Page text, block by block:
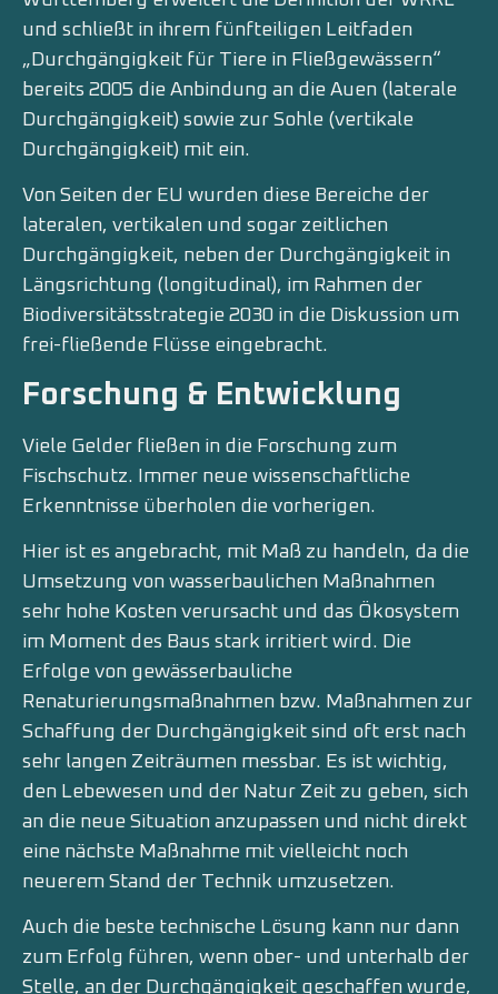
und schließt in ihrem fünfteiligen Leitfaden
„Durchgängigkeit für Tiere in Fließgewässern“
bereits 2005 die Anbindung an die Auen (laterale
Durchgängigkeit) sowie zur Sohle (vertikale
Durchgängigkeit) mit ein.
Von Seiten der EU wurden diese Bereiche der
lateralen, vertikalen und sogar zeitlichen
Durchgängigkeit, neben der Durchgängigkeit in
Längsrichtung (longitudinal), im Rahmen der
Biodiversitätsstrategie 2030 in die Diskussion um
frei-fließende Flüsse eingebracht.
Forschung & Entwicklung
Viele Gelder fließen in die Forschung zum
Fischschutz. Immer neue wissenschaftliche
Erkenntnisse überholen die vorherigen.
Hier ist es angebracht, mit Maß zu handeln, da die
Umsetzung von wasserbaulichen Maßnahmen
sehr hohe Kosten verursacht und das Ökosystem
im Moment des Baus stark irritiert wird. Die
Erfolge von gewässerbauliche
Renaturierungsmaßnahmen bzw. Maßnahmen zur
Schaffung der Durchgängigkeit sind oft erst nach
sehr langen Zeiträumen messbar. Es ist wichtig,
den Lebewesen und der Natur Zeit zu geben, sich
an die neue Situation anzupassen und nicht direkt
eine nächste Maßnahme mit vielleicht noch
neuerem Stand der Technik umzusetzen.
Auch die beste technische Lösung kann nur dann
zum Erfolg führen, wenn ober- und unterhalb der
Stelle, an der Durchgängigkeit geschaffen wurde,